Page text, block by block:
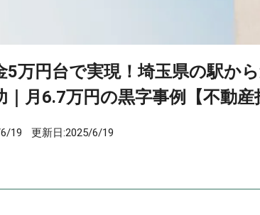
5万円台で実現！埼玉県の駅か
｜月6.7万円の黒字事例【不動産
19 更新日:2025/6/19